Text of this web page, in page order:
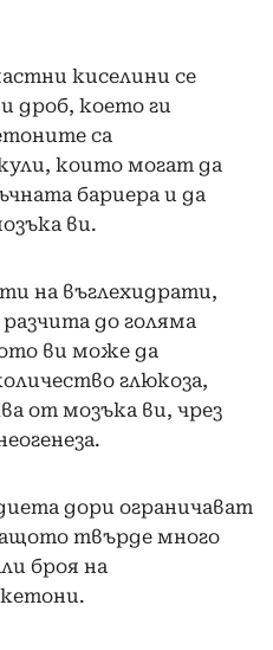
киселини се
дроб, което ги
са
които могат да
бариера и да
ви.
на въглехидрати,
до голяма
ви може да
глюкоза,
от мозъка ви, чрез
дори ограничават
твърде много
броя на